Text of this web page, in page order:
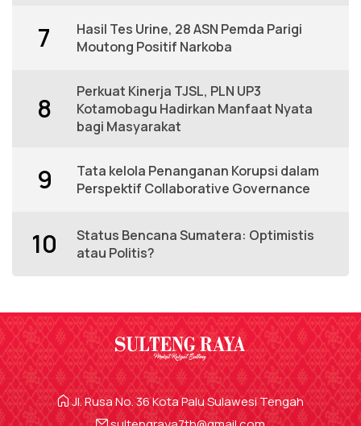
7
Hasil Tes Urine, 28 ASN Pemda Parigi
Moutong Positif Narkoba
8
Perkuat Kinerja TJSL, PLN UP3
Kotamobagu Hadirkan Manfaat Nyata
bagi Masyarakat
9
Tata kelola Penanganan Korupsi dalam
Perspektif Collaborative Governance
10
Status Bencana Sumatera: Optimistis
atau Politis?
Jl. Rusa No. 36 Kota Palu Sulawesi Tengah